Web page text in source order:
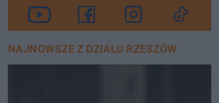
NAJNOWSZE Z DZIAŁU RZESZÓW